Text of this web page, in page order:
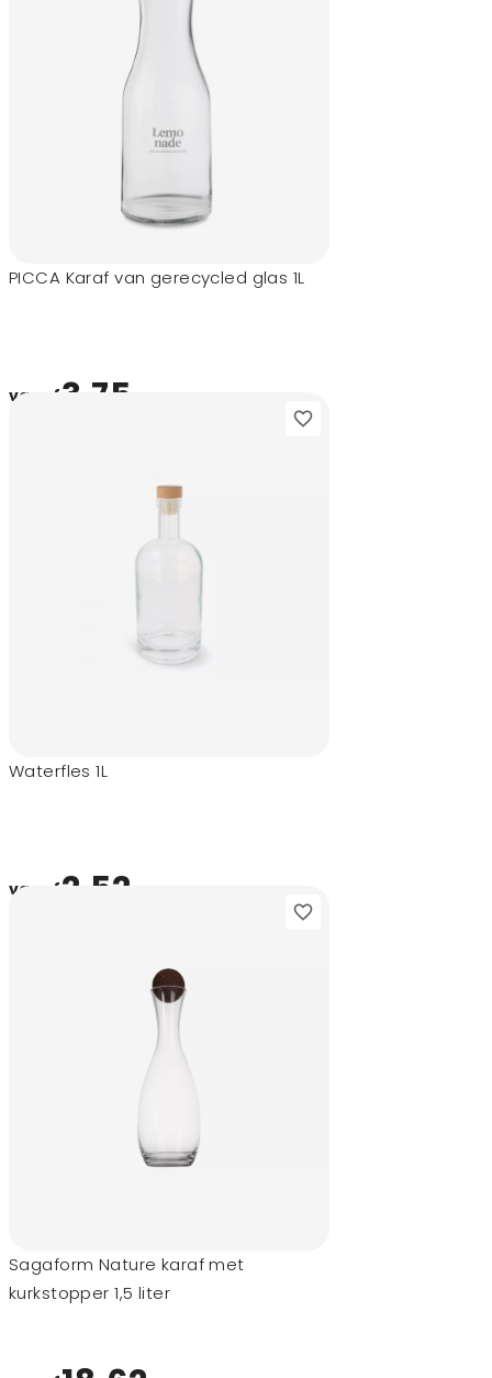
PICCA Karaf van gerecycled glas 1L
vanaf3,75
Waterfles 1L
vanaf2,52
Sagaform Nature karaf met
kurkstopper 1,5 liter